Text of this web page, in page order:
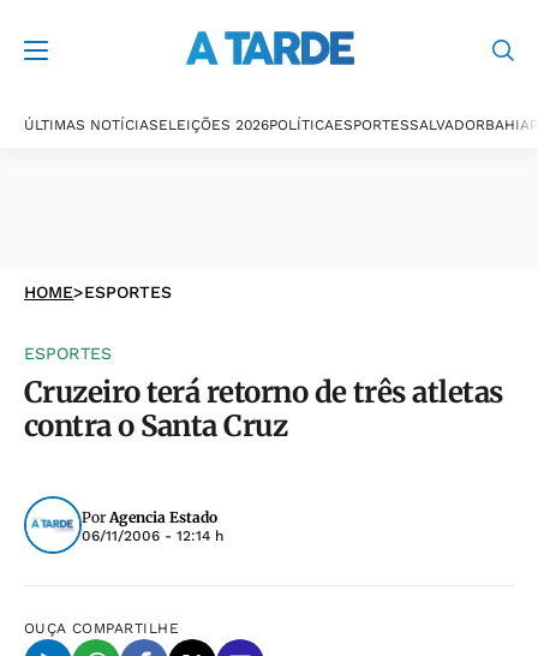
ÚLTIMAS NOTÍCIASELEIÇÕES 2026POLÍTICAESPORTESSALVADORBAHIA
HOME>ESPORTES
ESPORTES
Cruzeiro terá retorno de três atletas
contra o Santa Cruz
PorAgencia Estado
06/11/2006 - 12:14 h
OUÇA COMPARTILHE